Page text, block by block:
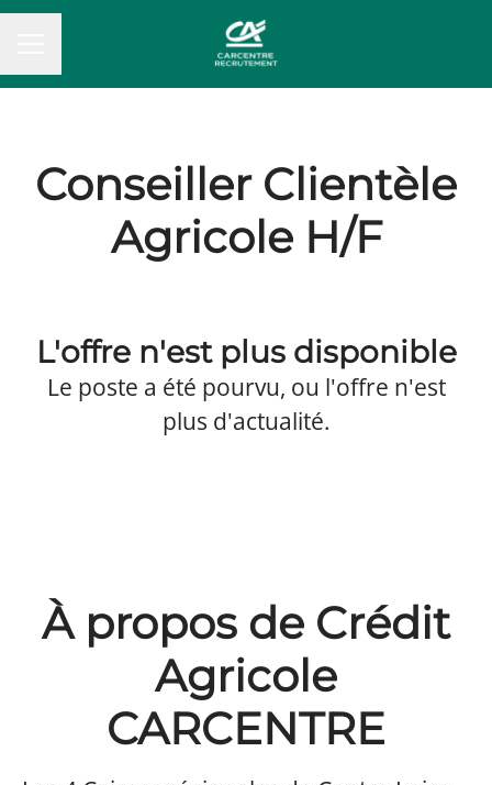
Conseiller Clientèle
Agricole H/F
L'offre n'est plus disponible
Le poste a été pourvu, ou l'offre n'est
plus d'actualité.
À propos de Crédit
Agricole
CARCENTRE